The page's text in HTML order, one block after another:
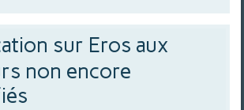
sur Eros aux
non encore